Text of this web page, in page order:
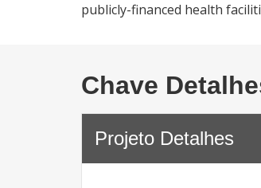
publicly-financed health
Chave
Projeto Detalhes